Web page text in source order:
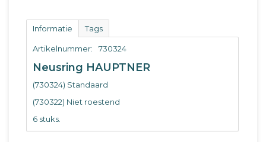
Informatie Tags
Artikelnummer: 730324
Neusring HAUPTNER
(730324) Standaard
(730322) Niet roestend
6 stuks.